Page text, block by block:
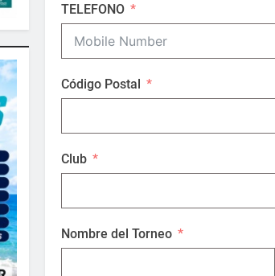
TELEFONO
Código Postal
Club
Nombre del Torneo